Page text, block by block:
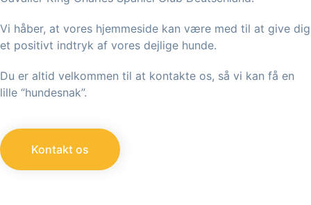
Vi håber, at vores hjemmeside kan være med til at give dig
et positivt indtryk af vores dejlige hunde.
Du er altid velkommen til at kontakte os, så vi kan få en
lille “hundesnak”.
Kontakt os